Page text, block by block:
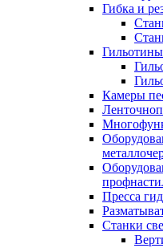
Гибка и
Гильотины
Камеры
Пресса
Станки